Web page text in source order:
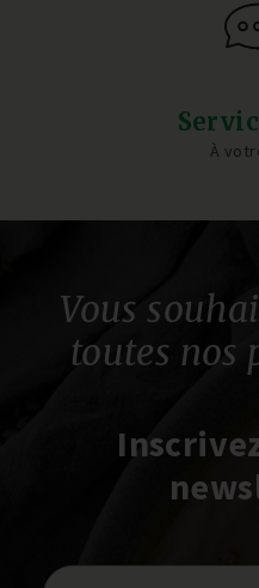
À
Vous
toutes nos